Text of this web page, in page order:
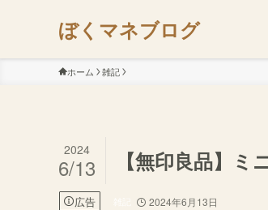
ぼくマネブログ
ホーム 雑記
【無印良品】
2024
6/13
広告 2024年6月13日